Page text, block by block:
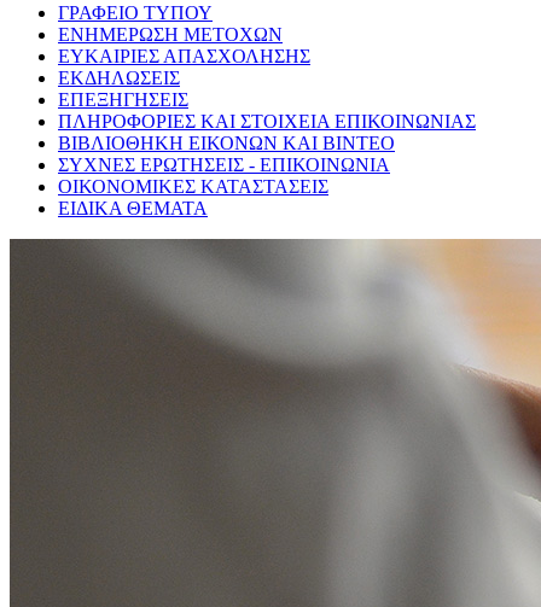
ΓΡΑΦΕΙΟ ΤΥΠΟΥ
ΕΝΗΜΕΡΩΣΗ ΜΕΤΟΧΩΝ
ΕΥΚΑΙΡΙΕΣ ΑΠΑΣΧΟΛΗΣΗΣ
ΕΚΔΗΛΩΣΕΙΣ
ΕΠΕΞΗΓΗΣΕΙΣ
ΠΛΗΡΟΦΟΡΙΕΣ ΚΑΙ ΣΤΟΙΧΕΙΑ ΕΠΙΚΟΙΝΩΝΙΑΣ
ΒΙΒΛΙΟΘΗΚΗ ΕΙΚΟΝΩΝ ΚΑΙ ΒΙΝΤΕΟ
ΣΥΧΝΕΣ ΕΡΩΤΗΣΕΙΣ - ΕΠΙΚΟΙΝΩΝΙΑ
ΟΙΚΟΝΟΜΙΚΕΣ ΚΑΤΑΣΤΑΣΕΙΣ
ΕΙΔΙΚΑ ΘΕΜΑΤΑ